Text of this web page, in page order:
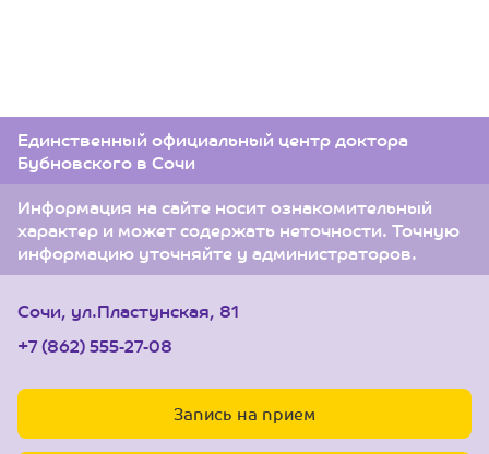
Единственный официальный центр доктора
Бубновского в Сочи
Информация на сайте носит ознакомительный
характер и может содержать неточности. Точную
информацию уточняйте у администраторов.
Сочи, ул.Пластунская, 81
+7 (862) 555-27-08
Запись на прием